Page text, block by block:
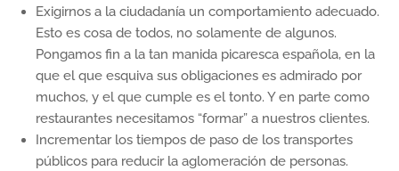
Exigirnos a la ciudadanía un comportamiento adecuado.
Esto es cosa de todos, no solamente de algunos.
Pongamos fin a la tan manida picaresca española, en la
que el que esquiva sus obligaciones es admirado por
muchos, y el que cumple es el tonto. Y en parte como
restaurantes necesitamos “formar” a nuestros clientes.
Incrementar los tiempos de paso de los transportes
públicos para reducir la aglomeración de personas.